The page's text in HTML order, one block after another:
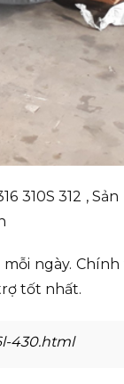
310S 312 ,
ngày.
tốt nhất.
430.html